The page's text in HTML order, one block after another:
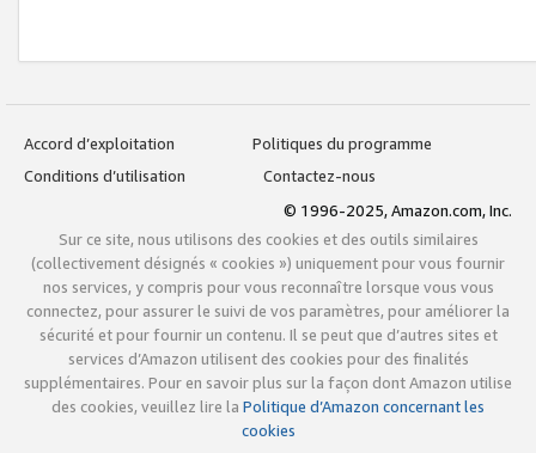
Accord d’exploitation
Politiques du programme
Conditions d’utilisation
Contactez-nous
© 1996-2025, Amazon.com, Inc.
Sur ce site, nous utilisons des cookies et des outils similaires
(collectivement désignés « cookies ») uniquement pour vous fournir
nos services, y compris pour vous reconnaître lorsque vous vous
connectez, pour assurer le suivi de vos paramètres, pour améliorer la
sécurité et pour fournir un contenu. Il se peut que d’autres sites et
services d’Amazon utilisent des cookies pour des finalités
supplémentaires. Pour en savoir plus sur la façon dont Amazon utilise
des cookies, veuillez lire la Politique d’Amazon concernant les
cookies